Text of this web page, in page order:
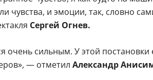
чувства, и эмоции, так, словно
Сергей Огнев.
очень сильным. У этой
— отметил Александр